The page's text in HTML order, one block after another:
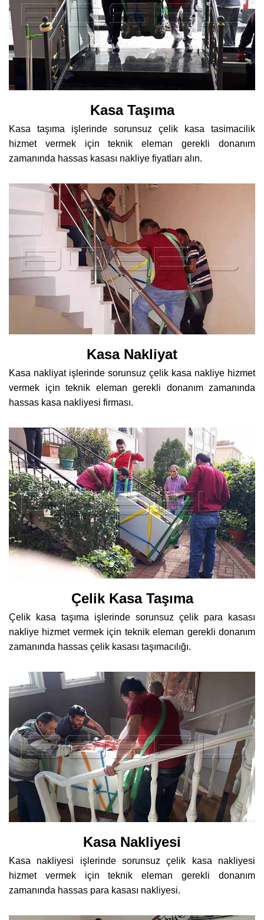
Kasa Taşıma
Kasa taşıma işlerinde sorunsuz çelik kasa tasimacilik
hizmet vermek için teknik eleman gerekli donanım
zamanında hassas kasası nakliye fiyatları alın.
Kasa Nakliyat
Kasa nakliyat işlerinde sorunsuz çelik kasa nakliye hizmet
vermek için teknik eleman gerekli donanım zamanında
hassas kasa nakliyesi firması.
Çelik Kasa Taşıma
Çelik kasa taşıma işlerinde sorunsuz çelik para kasası
nakliye hizmet vermek için teknik eleman gerekli donanım
zamanında hassas çelik kasası taşımacılığı.
Kasa Nakliyesi
Kasa nakliyesi işlerinde sorunsuz çelik kasa nakliyesi
hizmet vermek için teknik eleman gerekli donanım
zamanında hassas para kasası nakliyesi.